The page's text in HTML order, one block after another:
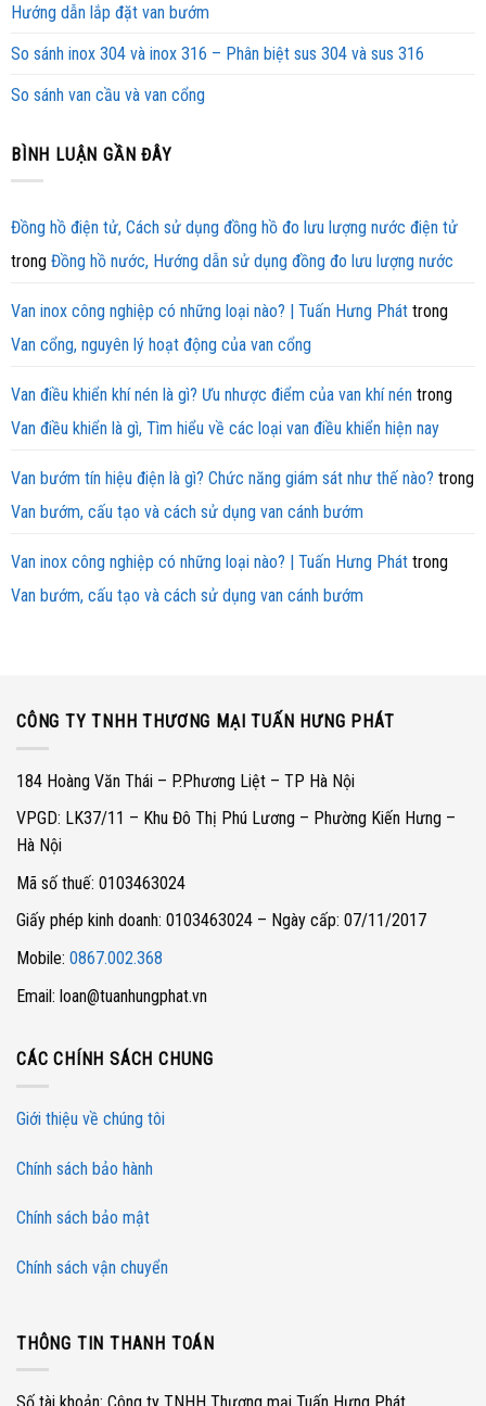
Hướng dẫn lắp đặt van bướm
So sánh inox 304 và inox 316 – Phân biệt sus 304 và sus 316
So sánh van cầu và van cổng
BÌNH LUẬN GẦN ĐÂY
Đồng hồ điện tử, Cách sử dụng đồng hồ đo lưu lượng nước điện tử
trong Đồng hồ nước, Hướng dẫn sử dụng đồng đo lưu lượng nước
Van inox công nghiệp có những loại nào? | Tuấn Hưng Phát trong
Van cổng, nguyên lý hoạt động của van cổng
Van điều khiển khí nén là gì? Ưu nhược điểm của van khí nén trong
Van điều khiển là gì, Tìm hiểu về các loại van điều khiển hiện nay
Van bướm tín hiệu điện là gì? Chức năng giám sát như thế nào? trong
Van bướm, cấu tạo và cách sử dụng van cánh bướm
Van inox công nghiệp có những loại nào? | Tuấn Hưng Phát trong
Van bướm, cấu tạo và cách sử dụng van cánh bướm
CÔNG TY TNHH THƯƠNG MẠI TUẤN HƯNG PHÁT
184 Hoàng Văn Thái – P.Phương Liệt – TP Hà Nội
VPGD: LK37/11 – Khu Đô Thị Phú Lương – Phường Kiến Hưng –
Hà Nội
Mã số thuế: 0103463024
Giấy phép kinh doanh: 0103463024 – Ngày cấp: 07/11/2017
Mobile: 0867.002.368
Email: loan@tuanhungphat.vn
CÁC CHÍNH SÁCH CHUNG
Giới thiệu về chúng tôi
Chính sách bảo hành
Chính sách bảo mật
Chính sách vận chuyển
THÔNG TIN THANH TOÁN